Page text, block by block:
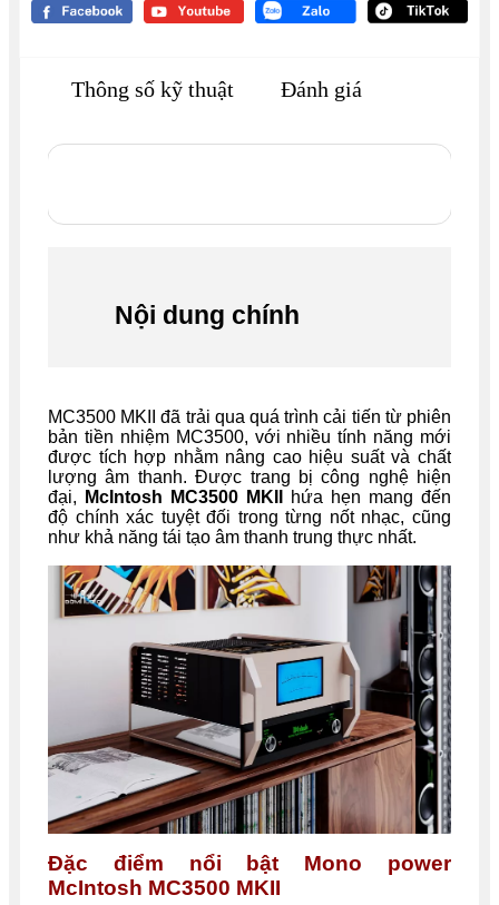
Thông số kỹ thuật Đánh giá
Nội dung chính
MC3500 MKII đã trải qua quá trình cải tiến từ phiên
bản tiền nhiệm MC3500, với nhiều tính năng mới
được tích hợp nhằm nâng cao hiệu suất và chất
lượng âm thanh. Được trang bị công nghệ hiện
đại,
McIntosh MC3500 MKII
hứa hẹn mang đến
độ chính xác tuyệt đối trong từng nốt nhạc, cũng
như khả năng tái tạo âm thanh trung thực nhất.
Đặc điểm nổi bật Mono power
McIntosh MC3500 MKII